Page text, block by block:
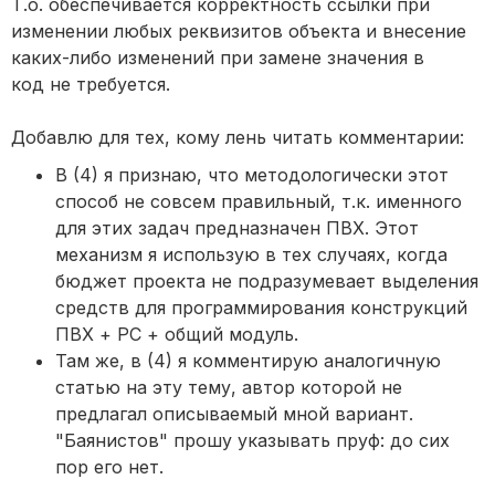
изменении любых реквизитов объекта и внесение
каких-либо изменений при замене значения в
код не требуется.
Добавлю для тех, кому лень читать комментарии:
В (4) я признаю, что методологически этот
способ не совсем правильный, т.к. именного
для этих задач предназначен ПВХ. Этот
механизм я использую в тех случаях, когда
бюджет проекта не подразумевает выделения
средств для программирования конструкций
ПВХ + РС + общий модуль.
Там же, в (4) я комментирую аналогичную
статью на эту тему, автор которой не
предлагал описываемый мной вариант.
"Баянистов" прошу указывать пруф: до сих
пор его нет.